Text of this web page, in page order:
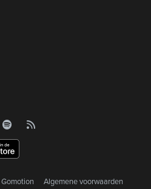
Gomotion Algemene voorwaarden